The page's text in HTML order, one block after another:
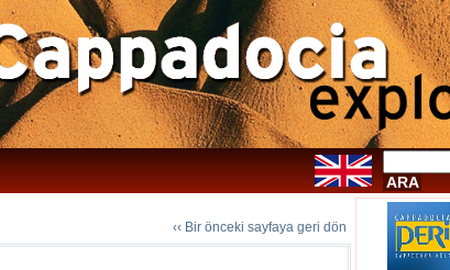
‹‹ Bir önceki sayfaya geri dön